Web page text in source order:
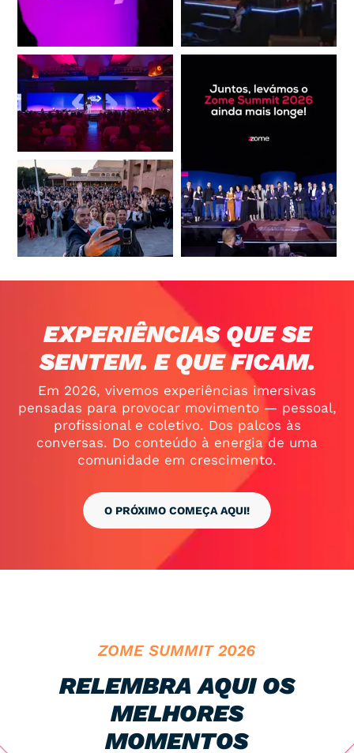
EXPERIÊNCIAS QUE SE
SENTEM. E QUE FICAM.
Em 2026, vivemos experiências imersivas
pensadas para provocar movimento — pessoal,
profissional e coletivo. Dos palcos às
conversas. Do conteúdo à energia de uma
comunidade em crescimento.
O PRÓXIMO COMEÇA AQUI!
ZOME SUMMIT 2026
RELEMBRA AQUI OS
MELHORES
MOMENTOS